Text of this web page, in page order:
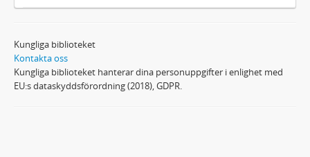
Kungliga biblioteket
Kontakta oss
Kungliga biblioteket hanterar dina personuppgifter i enlighet med
EU:s dataskyddsförordning (2018), GDPR.